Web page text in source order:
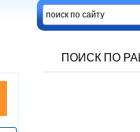
ПОИСК ПО